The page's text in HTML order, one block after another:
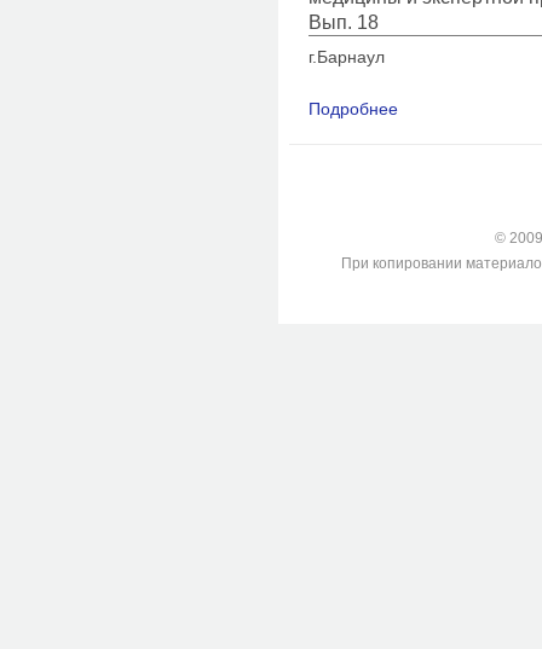
Вып. 18
г.Барнаул
Подробнее
©
При копировании